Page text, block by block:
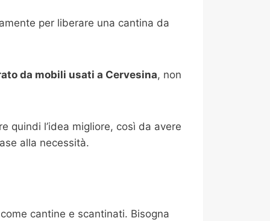
per liberare una cantina da
da mobili usati a Cervesina, non
quindi l’idea migliore, così da avere
alla necessità.
cantine e scantinati. Bisogna